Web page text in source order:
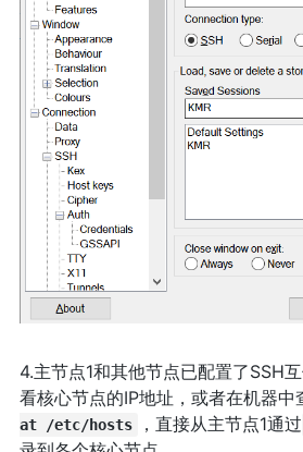
4.主节点1和其他节点已配置了SSH
看核心节点的IP地址，或者在机器中
at /etc/hosts
，直接从主节点1通过